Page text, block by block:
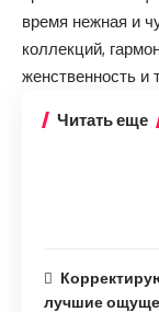
время нежная и
коллекций,
женственность и
Читать еще
лучшие